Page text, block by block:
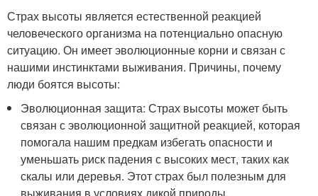
Страх высоты является естественной реакцией
человеческого организма на потенциально опасную
ситуацию. Он имеет эволюционные корни и связан с
нашими инстинктами выживания. Причины, почему
люди боятся высоты:
Эволюционная защита: Страх высоты может быть
связан с эволюционной защитной реакцией, которая
помогала нашим предкам избегать опасности и
уменьшать риск падения с высоких мест, таких как
скалы или деревья. Этот страх был полезным для
выживания в условиях дикой природы.